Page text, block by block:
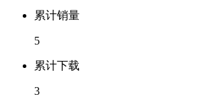
累计销量
5
累计下载
3